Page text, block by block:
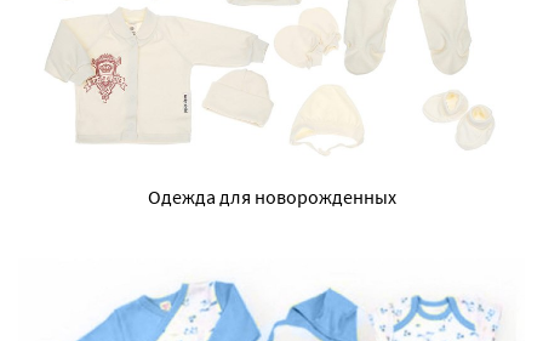
Одежда для новорожденных